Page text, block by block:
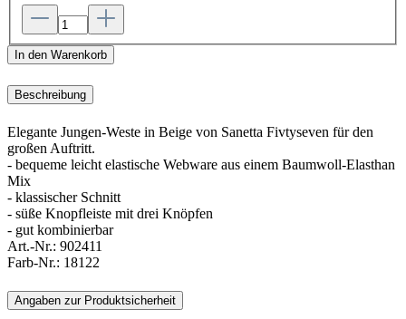
In den Warenkorb
Beschreibung
Elegante Jungen-Weste in Beige von Sanetta Fivtyseven für den
großen Auftritt.
- bequeme leicht elastische Webware aus einem Baumwoll-Elasthan
Mix
- klassischer Schnitt
- süße Knopfleiste mit drei Knöpfen
- gut kombinierbar
Art.-Nr.: 902411
Farb-Nr.: 18122
Angaben zur Produktsicherheit